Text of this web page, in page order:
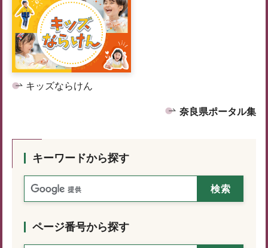
キッズならけん
奈良県ポータル集
キーワードから探す
ページ番号から探す